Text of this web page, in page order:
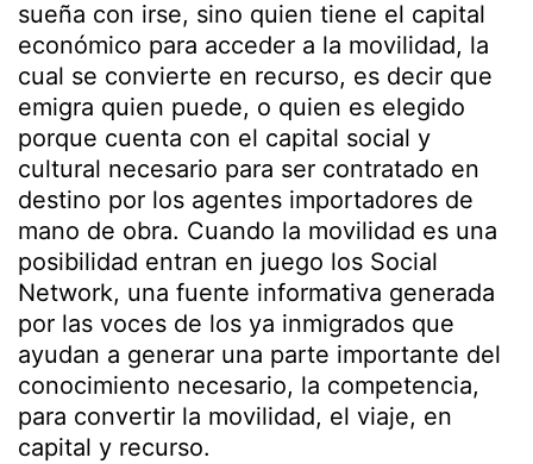
sueña con irse, sino quien tiene el capital
económico para acceder a la movilidad, la
cual se convierte en recurso, es decir que
emigra quien puede, o quien es elegido
porque cuenta con el capital social y
cultural necesario para ser contratado en
destino por los agentes importadores de
mano de obra. Cuando la movilidad es una
posibilidad entran en juego los Social
Network, una fuente informativa generada
por las voces de los ya inmigrados que
ayudan a generar una parte importante del
conocimiento necesario, la competencia,
para convertir la movilidad, el viaje, en
capital y recurso.